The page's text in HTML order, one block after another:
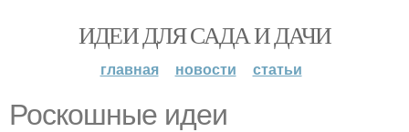
ИДЕИ ДЛЯ САДА И ДАЧИ
главная новости статьи
Роскошные идеи